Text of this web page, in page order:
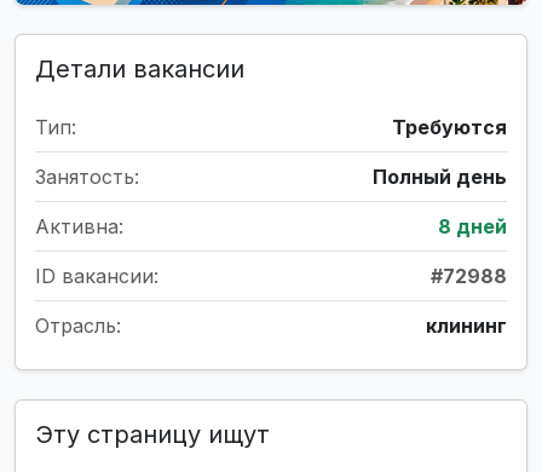
Детали вакансии
Тип: Требуются
Занятость: Полный день
Активна: 8 дней
ID вакансии: #72988
Отрасль: клининг
Эту страницу ищут